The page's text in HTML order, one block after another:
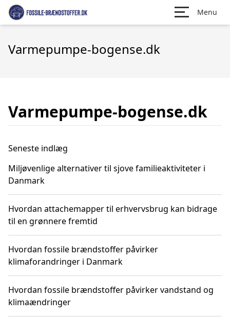
Menu
Varmepumpe-bogense.dk
Varmepumpe-bogense.dk
Seneste indlæg
Miljøvenlige alternativer til sjove familieaktiviteter i
Danmark
Hvordan attachemapper til erhvervsbrug kan bidrage
til en grønnere fremtid
Hvordan fossile brændstoffer påvirker
klimaforandringer i Danmark
Hvordan fossile brændstoffer påvirker vandstand og
klimaændringer